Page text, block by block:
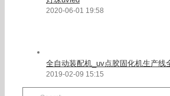
2020-06-01 19:58
全自动装配机_uv点胶固化机生产线
2019-02-09 15:15